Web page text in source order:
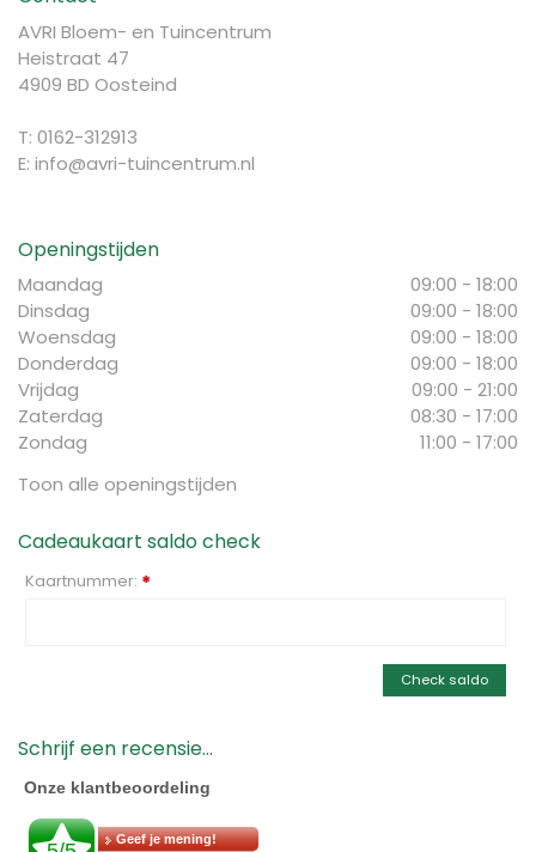
AVRI Bloem- en Tuincentrum
Heistraat 47
4909 BD Oosteind
T: 0162-312913
E: info@avri-tuincentrum.nl
Openingstijden
Maandag
09:00 - 18:00
Dinsdag
09:00 - 18:00
Woensdag
09:00 - 18:00
Donderdag
09:00 - 18:00
Vrijdag
09:00 - 21:00
Zaterdag
08:30 - 17:00
Zondag
11:00 - 17:00
Toon alle openingstijden
Cadeaukaart saldo check
Kaartnummer: *
Check saldo
Schrijf een recensie...